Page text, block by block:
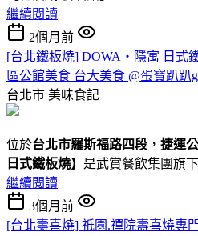
繼續閱讀
2個月前
[台北鐵板燒] DOWA・隱寓 日式
區公館美食 台大美食 @蛋寶趴趴
台北市 美味食記
位於台北市羅斯福路四段 ， 捷運
日式鐵板燒】是武賞餐飲集團旗
繼續閱讀
3個月前
[台北壽喜燒] 祇園.禪院壽喜燒專